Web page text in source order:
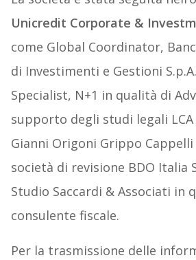
Unicredit Corporate &
come Global Coordinator,
di Investimenti e Gestioni
Specialist, N+1 in qualità di
supporto degli studi legali LCA
Gianni Origoni Grippo
società di revisione BDO Italia
Studio Saccardi & Associati in
consulente fiscale.
Per la trasmissione delle